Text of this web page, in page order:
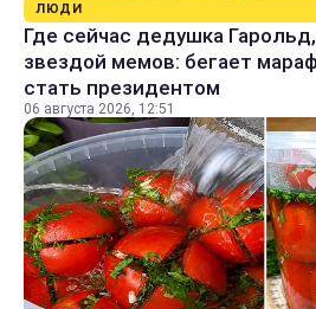
ЛЮДИ
Где сейчас дедушка
звездой мемов: бегает
стать президентом
06 августа 2026, 12:51